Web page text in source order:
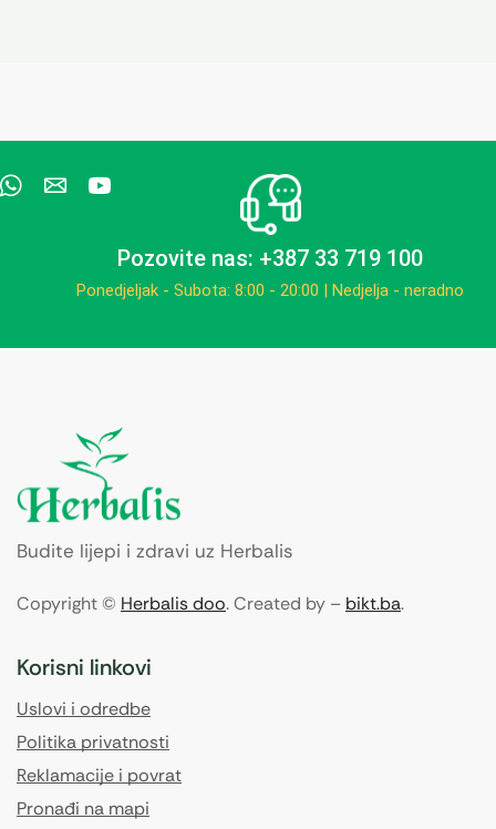
Pozovite nas: +387 33 719 100
Ponedjeljak - Subota: 8:00 - 20:00 | Nedjelja - neradno
Budite lijepi i zdravi uz Herbalis
Copyright © Herbalis doo. Created by – bikt.ba.
Korisni linkovi
Uslovi i odredbe
Politika privatnosti
Reklamacije i povrat
Pronađi na mapi